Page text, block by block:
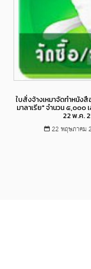
ใบสั่งจ้างเหมาจัดทำหนัง
มาลาเรีย" จำนวน ๕,๐๐๐
22 พ.ค.
22 พฤษภาคม